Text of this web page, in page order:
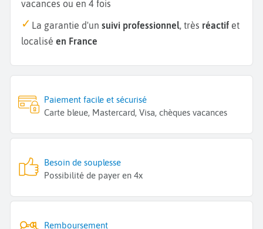
vacances ou en 4 fois
La garantie d'un suivi professionnel, très réactif et
localisé en France
Paiement facile et sécurisé
Carte bleue, Mastercard, Visa, chèques vacances
Besoin de souplesse
Possibilité de payer en 4x
Remboursement